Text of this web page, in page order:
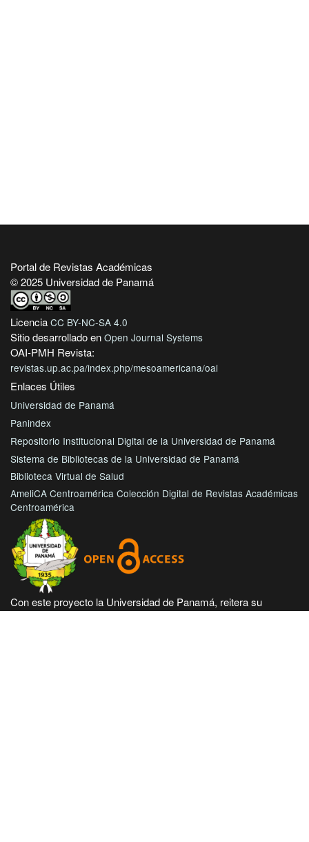
Portal de Revistas Académicas
© 2025 Universidad de Panamá
Licencia CC BY-NC-SA 4.0
Sitio desarrollado en Open Journal Systems
OAI-PMH Revista:
revistas.up.ac.pa/index.php/mesoamericana/oai
Enlaces Útiles
Universidad de Panamá
Panindex
Repositorio Institucional Digital de la Universidad de Panamá
Sistema de Bibliotecas de la Universidad de Panamá
Biblioteca Virtual de Salud
AmeliCA Centroamérica Colección Digital de Revistas Académicas
Centroamérica
Con este proyecto la Universidad de Panamá, reitera su